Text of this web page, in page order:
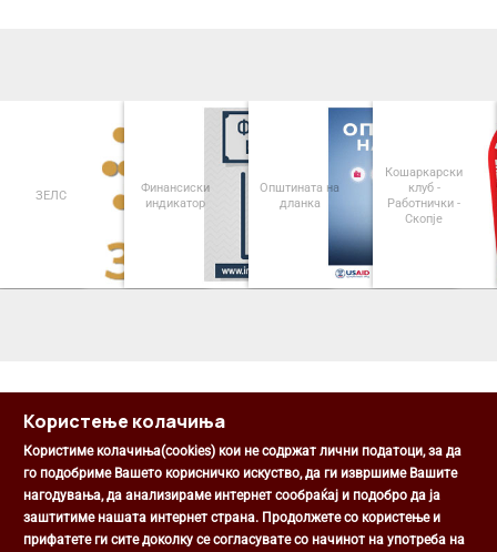
ЗЕЛС
Финансиски
индикатор
Општината на
дланка
Кошаркарски
клуб -
Работнички -
Скопје
Општина Центар
Михаил Цоков бр. 1, Скопје
Користење колачиња
Користиме колачиња(cookies) кои не содржат лични податоци, за да
го подобриме Вашето корисничко искуство, да ги извршиме Вашите
нагодувања, да анализираме интернет сообраќај и подобро да ја
заштитиме нашата интернет страна. Продолжете со користење и
прифатете ги сите доколку се согласувате со начинот на употреба на